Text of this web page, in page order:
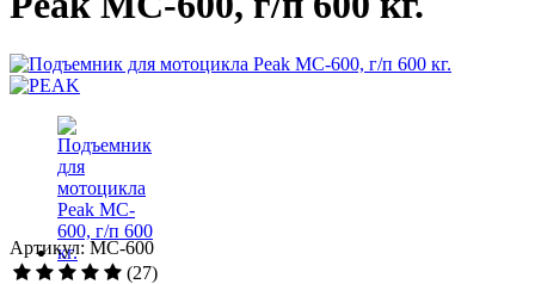
Артикул: MC-600
(27)